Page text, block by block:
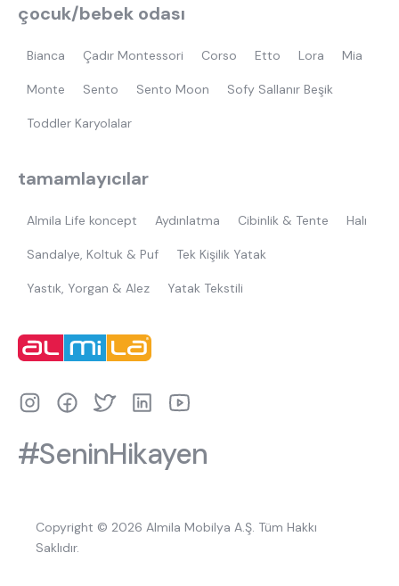
çocuk/bebek odası
Bianca Çadır Montessori Corso Etto Lora Mia
Monte Sento Sento Moon Sofy Sallanır Beşik
Toddler Karyolalar
tamamlayıcılar
Almila Life koncept Aydınlatma Cibinlik & Tente Halı
Sandalye, Koltuk & Puf Tek Kişilik Yatak
Yastık, Yorgan & Alez Yatak Tekstili
#SeninHikayen
Copyright © 2026 Almila Mobilya A.Ş. Tüm Hakkı
Saklıdır.